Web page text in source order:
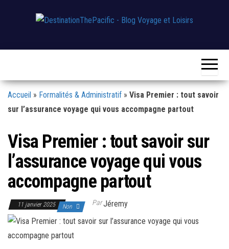
content
Voyage
Accueil » Formalités & Administratif » Visa Premier : tout savoir
sur l’assurance voyage qui vous accompagne partout
Visa Premier : tout savoir sur
l’assurance voyage qui vous
accompagne partout
11 janvier 2025 Non ParJéremy